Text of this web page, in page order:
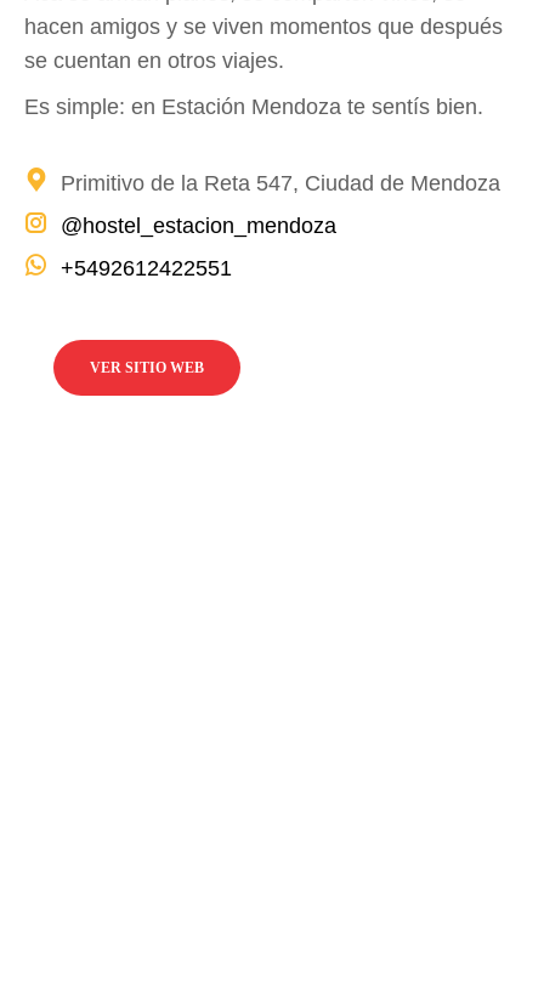
hacen amigos y se viven momentos que después
se cuentan en otros viajes.
Es simple: en Estación Mendoza te sentís bien.
Primitivo de la Reta 547, Ciudad de Mendoza
@hostel_estacion_mendoza
+5492612422551
VER SITIO WEB